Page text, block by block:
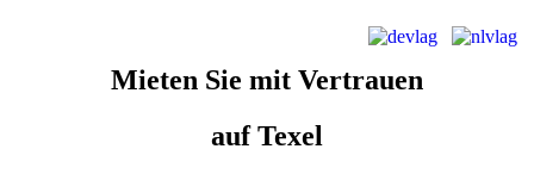
Mieten Sie mit Vertrauen
auf Texel